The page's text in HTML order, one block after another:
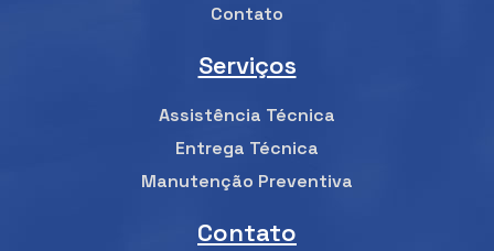
Contato
Serviços
Assistência Técnica
Entrega Técnica
Manutenção Preventiva
Contato